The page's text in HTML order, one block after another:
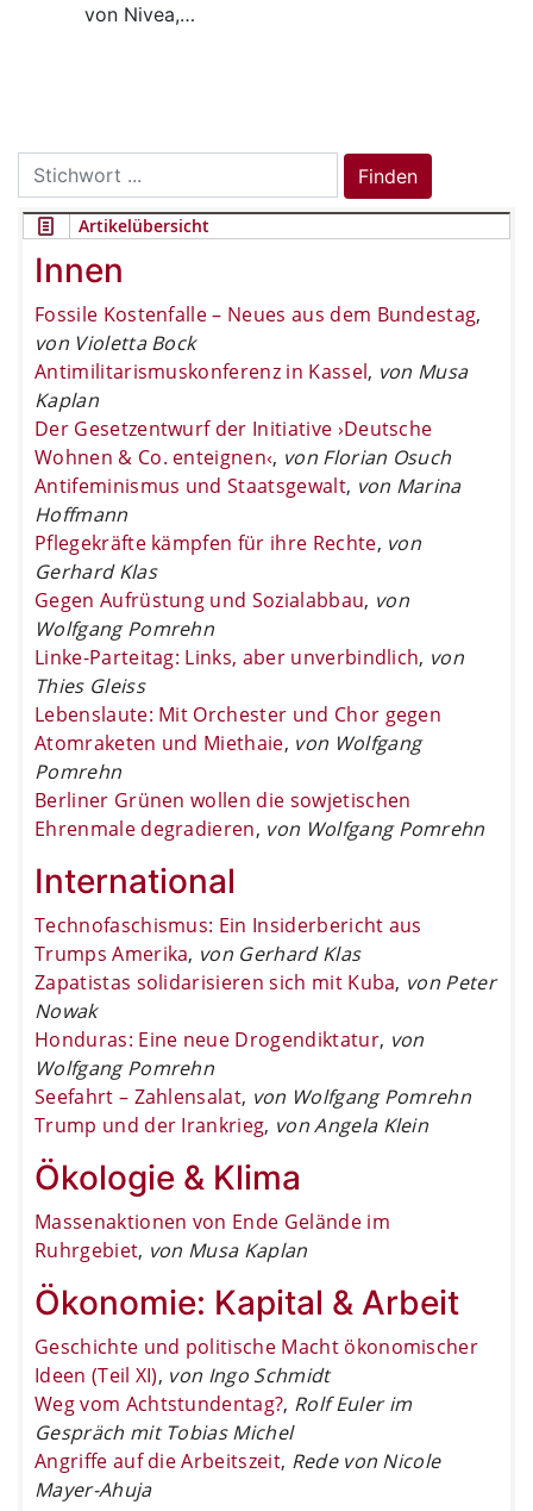
von Nivea,…
Search
for:
Finden
Artikelübersicht
Innen
Fossile Kostenfalle – Neues aus dem Bundestag,
von Violetta Bock
Antimilitarismuskonferenz in Kassel, von Musa
Kaplan
Der Gesetzentwurf der Initiative ›Deutsche
Wohnen & Co. enteignen‹, von Florian Osuch
Antifeminismus und Staatsgewalt, von Marina
Hoffmann
Pflegekräfte kämpfen für ihre Rechte, von
Gerhard Klas
Gegen Aufrüstung und Sozialabbau, von
Wolfgang Pomrehn
Linke-Parteitag: Links, aber unverbindlich, von
Thies Gleiss
Lebenslaute: Mit Orchester und Chor gegen
Atomraketen und Miethaie, von Wolfgang
Pomrehn
Berliner Grünen wollen die sowjetischen
Ehrenmale degradieren, von Wolfgang Pomrehn
International
Technofaschismus: Ein Insiderbericht aus
Trumps Amerika, von Gerhard Klas
Zapatistas solidarisieren sich mit Kuba, von Peter
Nowak
Honduras: Eine neue Drogendiktatur, von
Wolfgang Pomrehn
Seefahrt – Zahlensalat, von Wolfgang Pomrehn
Trump und der Irankrieg, von Angela Klein
Ökologie & Klima
Massenaktionen von Ende Gelände im
Ruhrgebiet, von Musa Kaplan
Ökonomie: Kapital & Arbeit
Geschichte und politische Macht ökonomischer
Ideen (Teil XI), von Ingo Schmidt
Weg vom Achtstundentag?, Rolf Euler im
Gespräch mit Tobias Michel
Angriffe auf die Arbeitszeit, Rede von Nicole
Mayer-Ahuja